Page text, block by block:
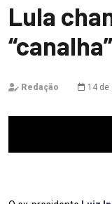
Lula
“canalha”
Redação 14 de